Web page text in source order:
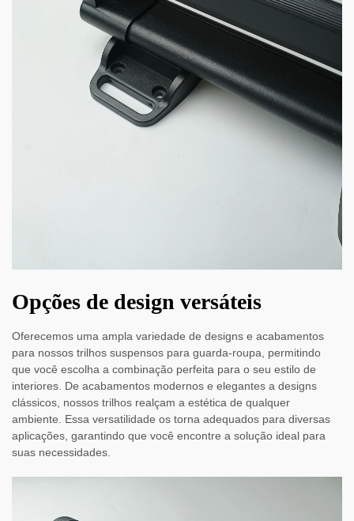
Opções de design versáteis
Oferecemos uma ampla variedade de designs e acabamentos
para nossos trilhos suspensos para guarda-roupa, permitindo
que você escolha a combinação perfeita para o seu estilo de
interiores. De acabamentos modernos e elegantes a designs
clássicos, nossos trilhos realçam a estética de qualquer
ambiente. Essa versatilidade os torna adequados para diversas
aplicações, garantindo que você encontre a solução ideal para
suas necessidades.